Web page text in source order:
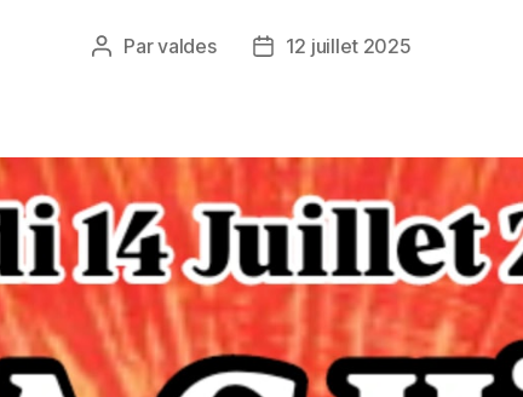
Auteur
Parvaldes
Date12 juillet 2025